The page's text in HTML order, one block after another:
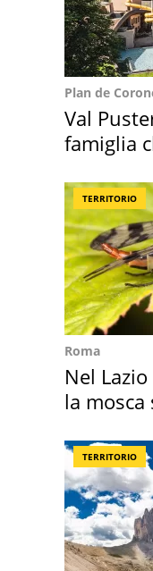
Plan de
Val
famiglia
TERRITORIO
Roma
Nel
la
TERRITORIO